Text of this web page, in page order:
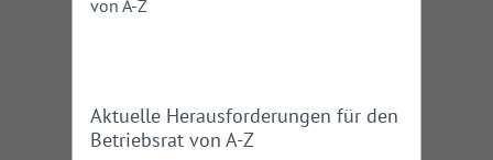
Aktuelle Herausforderungen für den
Betriebsrat von A-Z